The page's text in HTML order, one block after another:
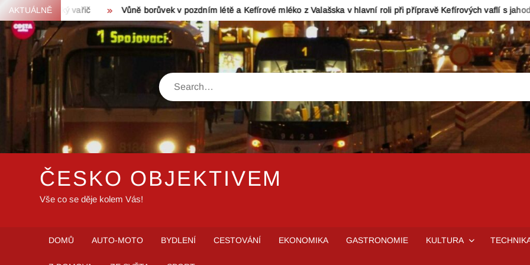
Skip
to
content
AKTUÁLNĚ
vařič Vůně borůvek v pozdním létě a Kefírové mléko z Valašska v hlavní roli při přípravě Kefírových vaflí s jahodami a
Search
ČESKO OBJEKTIVEM
Vše co se děje kolem Vás!
DOMŮ AUTO-MOTO BYDLENÍ CESTOVÁNÍ EKONOMIKA GASTRONOMIE KULTURA